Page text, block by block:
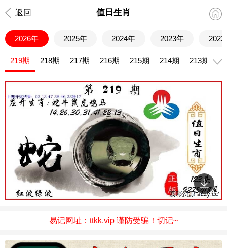
返回 值日生肖
2026年 2025年 2024年 2023年 2022
219期 218期 217期 216期 215期 214期 213期
易记网址：ttkk.vip 谨防受骗！切记~